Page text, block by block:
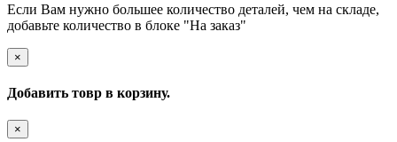
Если Вам нужно большее количество деталей, чем на складе,
добавьте количество в блоке "На заказ"
×
Добавить товр в корзину.
×